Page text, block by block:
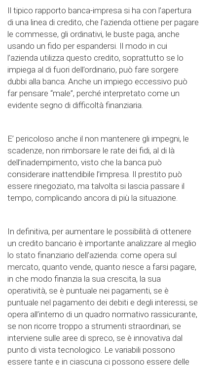
Il tipico rapporto banca-impresa si ha con l’apertura
di una linea di credito, che l’azienda ottiene per pagare
le commesse, gli ordinativi, le buste paga, anche
usando un fido per espandersi. Il modo in cui
l’azienda utilizza questo credito, soprattutto se lo
impiega al di fuori dell’ordinario, può fare sorgere
dubbi alla banca. Anche un impiego eccessivo può
far pensare “male”, perché interpretato come un
evidente segno di difficoltà finanziaria.
E’ pericoloso anche il non mantenere gli impegni, le
scadenze, non rimborsare le rate dei fidi, al di là
dell’inadempimento, visto che la banca può
considerare inattendibile l’impresa. Il prestito può
essere rinegoziato, ma talvolta si lascia passare il
tempo, complicando ancora di più la situazione.
In definitiva, per aumentare le possibilità di ottenere
un credito bancario è importante analizzare al meglio
lo stato finanziario dell’azienda: come opera sul
mercato, quanto vende, quanto riesce a farsi pagare,
in che modo finanzia la sua crescita, la sua
operatività, se è puntuale nei pagamenti, se è
puntuale nel pagamento dei debiti e degli interessi, se
opera all’interno di un quadro normativo rassicurante,
se non ricorre troppo a strumenti straordinari, se
interviene sulle aree di spreco, se è innovativa dal
punto di vista tecnologico. Le variabili possono
essere tante e in ciascuna ci possono essere delle